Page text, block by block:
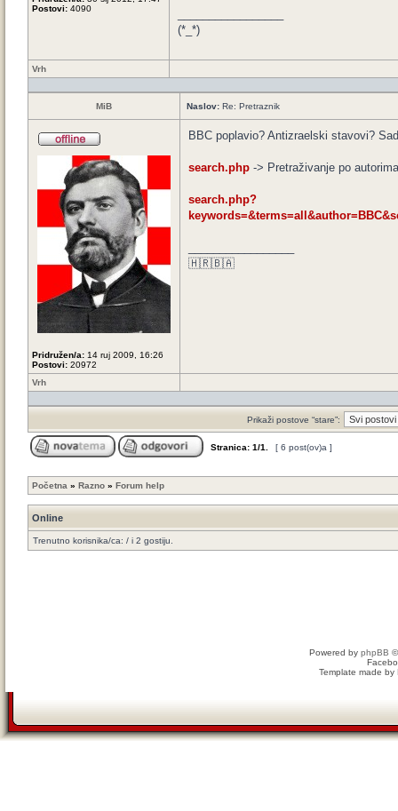
Postovi: 4090
(*_*)
Vrh
MiB Naslov: Re: Pretraznik
Pridružen/a: 14 ruj 2009, 16:26
Postovi: 20972
BBC poplavio? Antizraelski stavovi?
search.php -> Pretraživanje po
search.php?
🇭🇷🇧🇦
Vrh
Prikaži postove “stare”:
Stranica: 1/1 [ 6 post(ov)a ]
Početna » Razno » Forum help
Online
Trenutno korisnika/ca: / i 2 gostiju.
Powered by phpBB
Template made by